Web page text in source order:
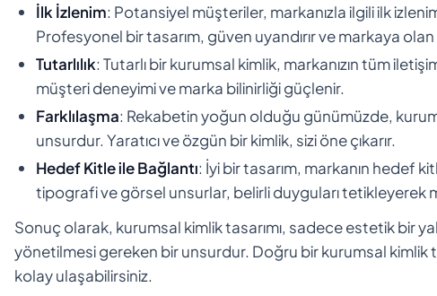
İlk İzlenim: Potansiyel müşteriler, markanızla ilgili ilk
Profesyonel bir tasarım, güven uyandırır ve markaya olan
Tutarlılık: Tutarlı bir kurumsal kimlik, markanızın tüm
müşteri deneyimi ve marka bilinirliği güçlenir.
Farklılaşma: Rekabetin yoğun olduğu günümüzde,
unsurdur. Yaratıcı ve özgün bir kimlik, sizi öne çıkarır.
Hedef Kitle ile Bağlantı: İyi bir tasarım, markanın hedef
tipografi ve görsel unsurlar, belirli duyguları tetikleyerek
Sonuç olarak, kurumsal kimlik tasarımı, sadece estetik bir
yönetilmesi gereken bir unsurdur. Doğru bir kurumsal kimlik
kolay ulaşabilirsiniz.